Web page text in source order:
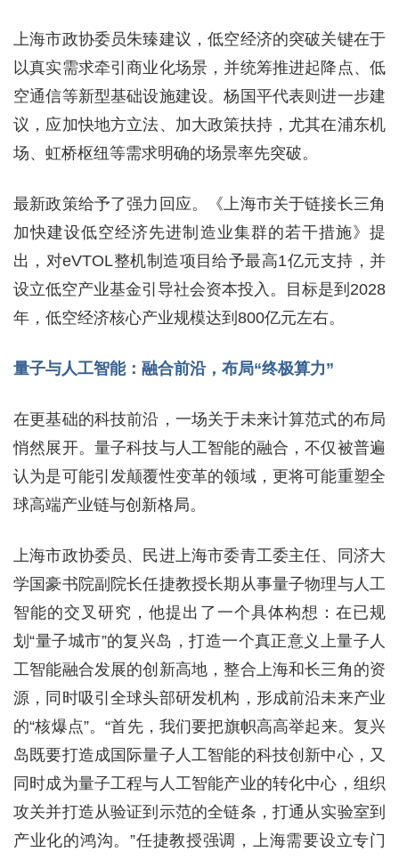
上海市政协委员朱臻建议，低空经济的突破关键在于
以真实需求牵引商业化场景，并统筹推进起降点、低
空通信等新型基础设施建设。杨国平代表则进一步建
议，应加快地方立法、加大政策扶持，尤其在浦东机
场、虹桥枢纽等需求明确的场景率先突破。
最新政策给予了强力回应。《上海市关于链接长三角
加快建设低空经济先进制造业集群的若干措施》提
出，对eVTOL整机制造项目给予最高1亿元支持，并
设立低空产业基金引导社会资本投入。目标是到2028
年，低空经济核心产业规模达到800亿元左右。
量子与人工智能：融合前沿，布局“终极算力”
在更基础的科技前沿，一场关于未来计算范式的布局
悄然展开。量子科技与人工智能的融合，不仅被普遍
认为是可能引发颠覆性变革的领域，更将可能重塑全
球高端产业链与创新格局。
上海市政协委员、民进上海市委青工委主任、同济大
学国豪书院副院长任捷教授长期从事量子物理与人工
智能的交叉研究，他提出了一个具体构想：在已规
划“量子城市”的复兴岛，打造一个真正意义上量子人
工智能融合发展的创新高地，整合上海和长三角的资
源，同时吸引全球头部研发机构，形成前沿未来产业
的“核爆点”。“首先，我们要把旗帜高高举起来。复兴
岛既要打造成国际量子人工智能的科技创新中心，又
同时成为量子工程与人工智能产业的转化中心，组织
攻关并打造从验证到示范的全链条，打通从实验室到
产业化的鸿沟。”任捷教授强调，上海需要设立专门